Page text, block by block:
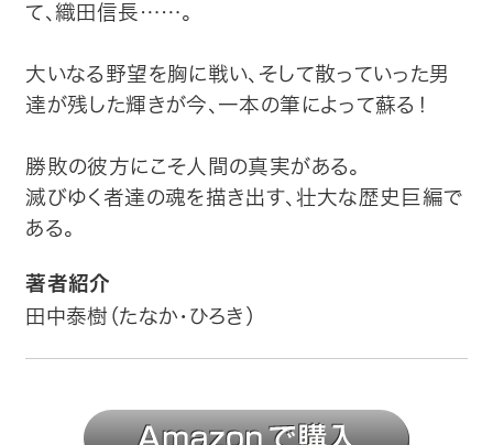
て、織田信長……。
大いなる野望を胸に戦い、そして散っていった男
達が残した輝きが今、一本の筆によって蘇る！
勝敗の彼方にこそ人間の真実がある。
滅びゆく者達の魂を描き出す、壮大な歴史巨編で
ある。
著者紹介
田中泰樹（たなか・ひろき）